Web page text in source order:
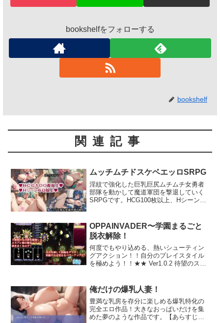
bookshelfをフォローする
bookshelf
関連記事
ムッチムチドスケベエッロSRPG
淫紋で強化した巨乳巨尻ムチムチ女勇者
部隊を動かして魔道軍団を撃退していく
SRPGです。HCG100枚以上、Hシーン40
天才錬金術師クレアス、ぼっちハイエル
フ・ハルウシャ、慈悲なきシスター・サ
ティラ、精霊族の超戦士オレント、魔道
を極めし大魔王オーメガ……彼女たちを
待ち受ける運命とは？※体験版につい
て。ユニットがレベル3に上がると回想モ
られます。体験版のセーブデータを本編
へ引き継ぐことはできません。※このゲ
ームはSRPGスタジオで作られていま
す。マウス、キーボード、ゲームパッド
の操作に対応しています。※このゲーム
OPPAINVADER〜学園まるごと
脱衣解除！
何度でもやり込める、熱いシューティン
グアクション！！自分のプレイスタイル
を極めよう！！★★ Ver1.0.2 待望のスコ
を目指せ！・ヒロインのタイマーがハイ
スコアのポイント！ 早く倒すほど、高得
点になる！？○特徴・シチュエーション・
内容・目の前に立ちはだかるコスプレっ
娘を脱がして倒して犯せ！ 学園コスプレ
俺だけの爆乳人妻！
豊満な乳房を存分に楽しめる爆乳特化の
完全エロ作品！大きなおっぱいだけを集
めた夢のような作品です。【あらすじ】